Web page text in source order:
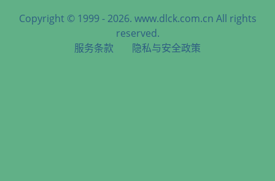
Copyright © 1999 - 2026. www.dlck.com.cn All rights
reserved.
服务条款
隐私与安全政策